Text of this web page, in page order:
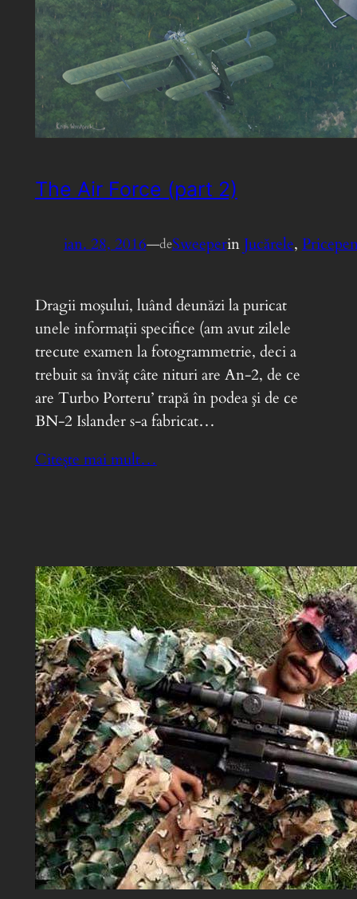
The Air Force (part 2)
ian. 28, 2016—deSweeperinJucărele,
Dragii moşului, luând deunăzi la puricat
unele informaţii specifice (am avut zilele
trecute examen la fotogrammetrie, deci a
trebuit sa învăţ câte nituri are An-2, de ce
are Turbo Porteru’ trapă în podea şi de ce
BN-2 Islander s-a fabricat…
Citește mai mult…